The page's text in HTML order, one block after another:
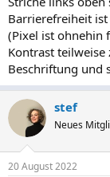
Barrierefreiheit
(Pixel ist ohnehin
Kontrast
Beschriftung und
stef
Neues
20 August 2022